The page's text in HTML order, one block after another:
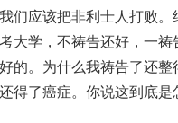
们应该把非利士人打败
大学，不祷告还好，一
的。为什么我祷告了还
得了癌症。你说这到底是